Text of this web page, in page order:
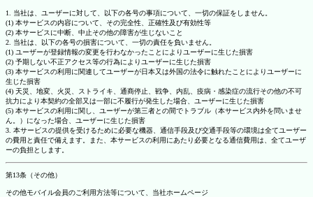
1. 当社は、ユーザーに対して、以下の各号の事項について、一切の保証をしません。
(1) 本サービスの内容について、その完全性、正確性及び有効性等
(2) 本サービスに中断、中止その他の障害が生じないこと
2. 当社は、以下の各号の損害について、一切の責任を負いません。
(1) ユーザーが登録情報の変更を行わなかったことによりユーザーに生じた損害
(2) 予期しない不正アクセス等の行為によりユーザーに生じた損害
(3) 本サービスの利用に関連してユーザーが日本又は外国の法令に触れたことによりユーザーに
生じた損害
(4) 天災、地変、火災、ストライキ、通商停止、戦争、内乱、疫病・感染症の流行その他の不可
抗力により本契約の全部又は一部に不履行が発生した場合、ユーザーに生じた損害
(5) 本サービスの利用に関し、ユーザーが第三者との間でトラブル（本サービス内外を問いませ
ん。）になった場合、ユーザーに生じた損害
3. 本サービスの提供を受けるために必要な機器、通信手段及び交通手段等の環境は全てユーザー
の費用と責任で備えます。また、本サービスの利用にあたり必要となる通信費用は、全てユーザ
ーの負担とします。
第13条（その他）
その他モバイル会員のご利用方法等について、当社ホームページ